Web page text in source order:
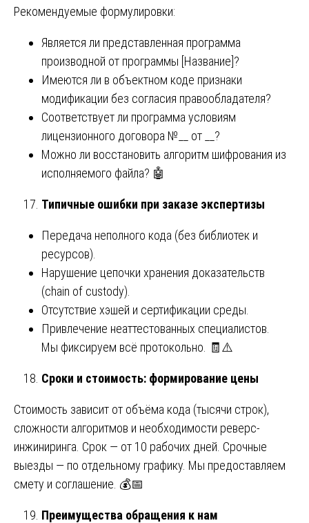
Рекомендуемые формулировки:
Является ли представленная программа
производной от программы [Название]?
Имеются ли в объектном коде признаки
модификации без согласия правообладателя?
Соответствует ли программа условиям
лицензионного договора №__ от __?
Можно ли восстановить алгоритм шифрования из
исполняемого файла? 🤖
Типичные ошибки при заказе экспертизы
Передача неполного кода (без библиотек и
ресурсов).
Нарушение цепочки хранения доказательств
(chain of custody).
Отсутствие хэшей и сертификации среды.
Привлечение неаттестованных специалистов.
Мы фиксируем всё протокольно. 🧾⚠️
Сроки и стоимость: формирование цены
Стоимость зависит от объёма кода (тысячи строк),
сложности алгоритмов и необходимости реверс-
инжиниринга. Срок — от 10 рабочих дней. Срочные
выезды — по отдельному графику. Мы предоставляем
смету и соглашение. 💰📅
Преимущества обращения к нам